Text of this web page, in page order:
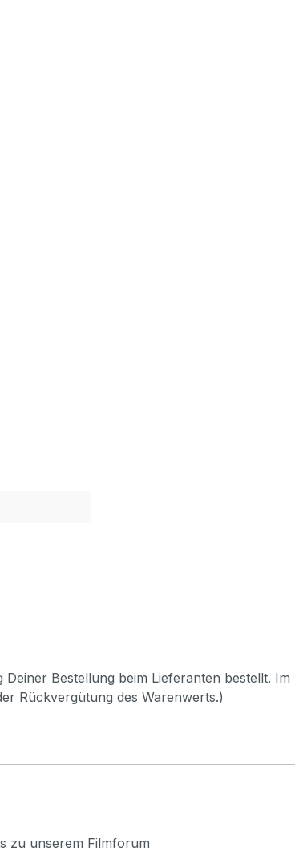
Bestellung beim Lieferanten bestellt.
Rückvergütung des Warenwerts.)
zu unserem Filmforum